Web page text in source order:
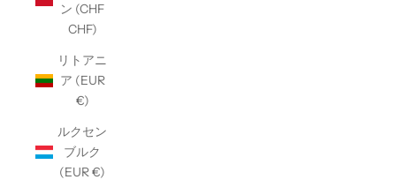
ン (CHF
CHF)
リトアニ
ア (EUR
€)
ルクセン
ブルク
(EUR €)